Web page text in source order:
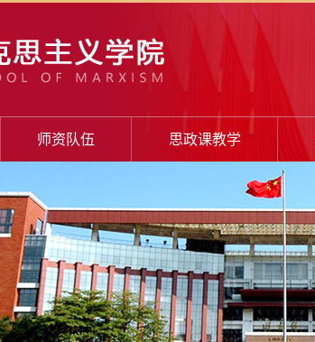
师资队伍 思政课教学